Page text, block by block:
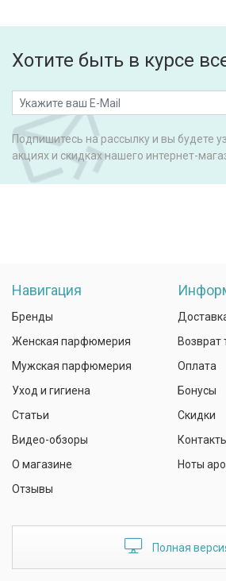
Хотите быть в курсе
Подпишитесь на рассылку и вы будете
акциях и скидках нашего интернет-
Навигация
Бренды
Женская парфюмерия
Мужская парфюмерия
Уход и гигиена
Статьи
Видео-обзоры
О магазине
Отзывы
Возврат
Оплата
Бонусы
Скидки
Ноты
Полная